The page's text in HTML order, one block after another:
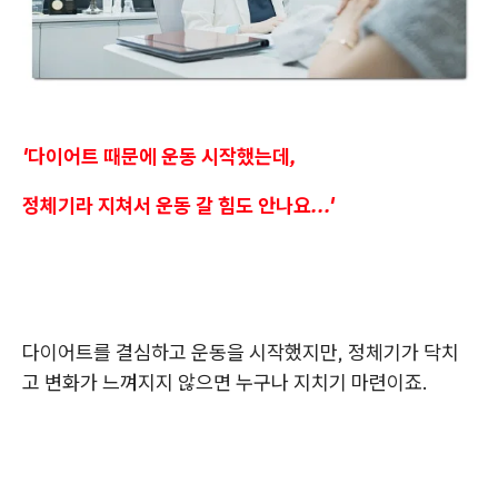
'다이어트 때문에 운동 시작했는데,
정체기라 지쳐서 운동 갈 힘도 안나요...'
다이어트를 결심하고 운동을 시작했지만, 정체기가 닥치
고 변화가 느껴지지 않으면 누구나 지치기 마련이죠.